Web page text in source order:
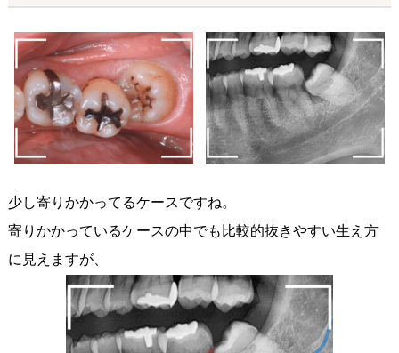
少し寄りかかってるケースですね。
寄りかかっているケースの中でも比較的抜きやすい生え方
に見えますが、